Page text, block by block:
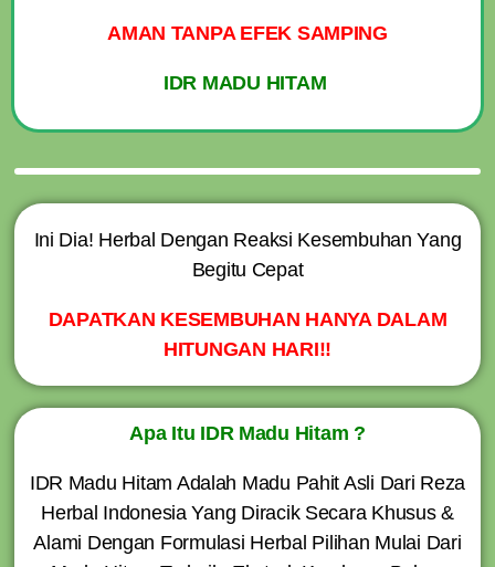
AMAN TANPA EFEK SAMPING
IDR MADU HITAM
Ini Dia! Herbal Dengan Reaksi Kesembuhan Yang
Begitu Cepat
DAPATKAN KESEMBUHAN HANYA DALAM
HITUNGAN HARI!!
Apa Itu IDR Madu Hitam ?
IDR Madu Hitam Adalah Madu Pahit Asli Dari Reza
Herbal Indonesia Yang Diracik Secara Khusus &
Alami Dengan Formulasi Herbal Pilihan Mulai Dari